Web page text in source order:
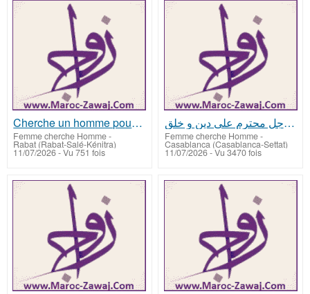
Cherche un homme pour mariage
Femme cherche Homme-
Rabat (Rabat-Salé-Kénitra)
11/07/2026 - Vu 751 fois
أبحث عن رجل محترم على دين و خلق
Femme cherche Homme-
Casablanca (Casablanca-Settat)
11/07/2026 - Vu 3470 fois